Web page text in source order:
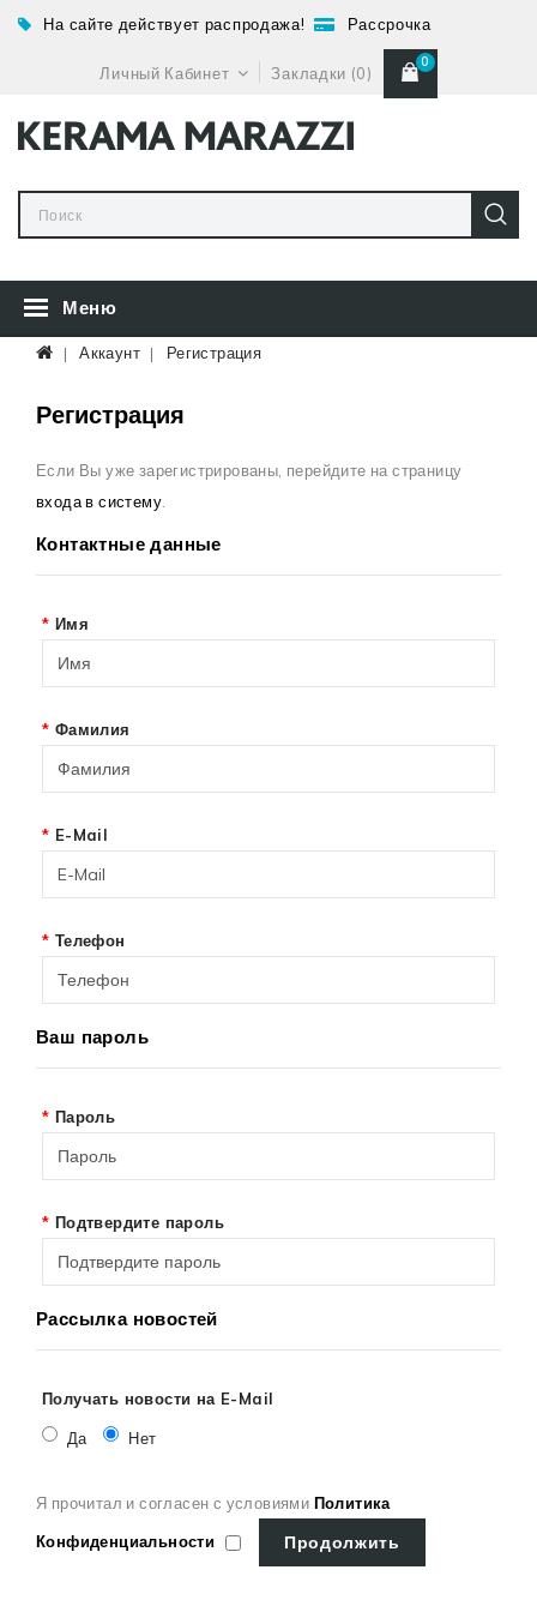
На сайте действует распродажа! Рассрочка
Личный Кабинет Закладки (0)
0
Меню
Аккаунт Регистрация
Регистрация
Если Вы уже зарегистрированы, перейдите на страницу
входа в систему
Контактные данные
Имя
Фамилия
E-Mail
Телефон
Ваш пароль
Пароль
Подтвердите пароль
Рассылка новостей
Получать новости на E-Mail
Да Нет
Я прочитал и согласен с условиями Политика
Конфиденциальности